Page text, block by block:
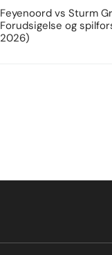
Feyenoord vs Sturm
Forudsigelse og
2026)